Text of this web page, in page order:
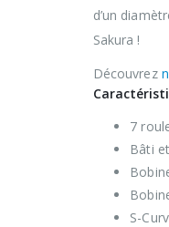
d’un
Sakura !
Découvrez
7
Bâti
S-